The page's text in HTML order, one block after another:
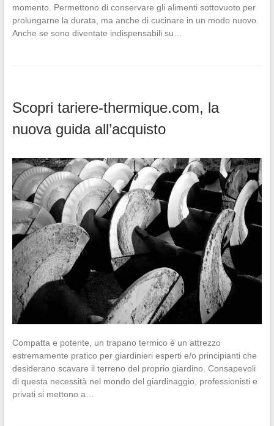
momento. Permettono di conservare gli alimenti sottovuoto per
prolungarne la durata, ma anche di cucinare in un modo nuovo.
Anche se sono diventate indispensabili su…
Scopri tariere-thermique.com, la
nuova guida all’acquisto
Compatta e potente, un trapano termico è un attrezzo
estremamente pratico per giardinieri esperti e/o principianti che
desiderano scavare il terreno del proprio giardino. Consapevoli
di questa necessità nel mondo del giardinaggio, professionisti e
privati si mettono a…